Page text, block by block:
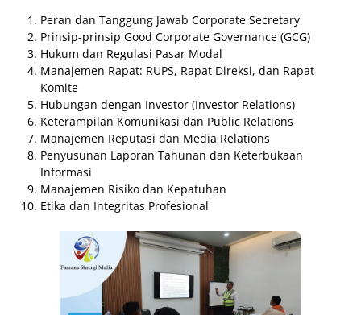
Peran dan Tanggung Jawab Corporate Secretary
Prinsip-prinsip Good Corporate Governance (GCG)
Hukum dan Regulasi Pasar Modal
Manajemen Rapat: RUPS, Rapat Direksi, dan Rapat
Komite
Hubungan dengan Investor (Investor Relations)
Keterampilan Komunikasi dan Public Relations
Manajemen Reputasi dan Media Relations
Penyusunan Laporan Tahunan dan Keterbukaan
Informasi
Manajemen Risiko dan Kepatuhan
Etika dan Integritas Profesional